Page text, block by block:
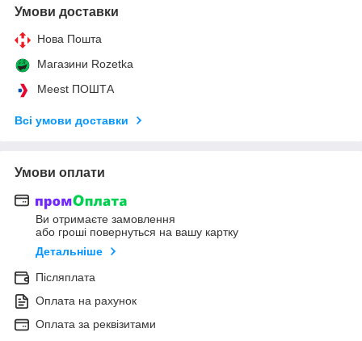
Умови доставки
Нова Пошта
Магазини Rozetka
Meest ПОШТА
Всі умови доставки
Умови оплати
Ви отримаєте замовлення
або гроші повернуться на вашу картку
Детальніше
Післяплата
Оплата на рахунок
Оплата за реквізитами